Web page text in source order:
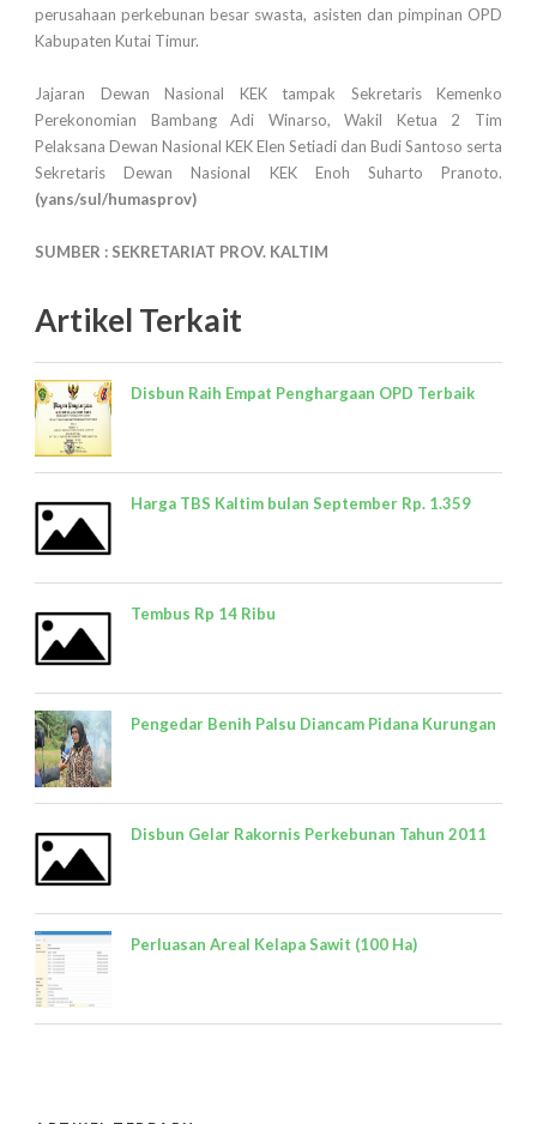
perusahaan perkebunan besar swasta, asisten dan pimpinan OPD
Kabupaten Kutai Timur.
Jajaran Dewan Nasional KEK tampak Sekretaris Kemenko
Perekonomian Bambang Adi Winarso, Wakil Ketua 2 Tim
Pelaksana Dewan Nasional KEK Elen Setiadi dan Budi Santoso serta
Sekretaris Dewan Nasional KEK Enoh Suharto Pranoto.
(yans/sul/humasprov)
SUMBER : SEKRETARIAT PROV. KALTIM
Artikel Terkait
Disbun Raih Empat Penghargaan OPD Terbaik
Harga TBS Kaltim bulan September Rp. 1.359
Tembus Rp 14 Ribu
Pengedar Benih Palsu Diancam Pidana Kurungan
Disbun Gelar Rakornis Perkebunan Tahun 2011
Perluasan Areal Kelapa Sawit (100 Ha)